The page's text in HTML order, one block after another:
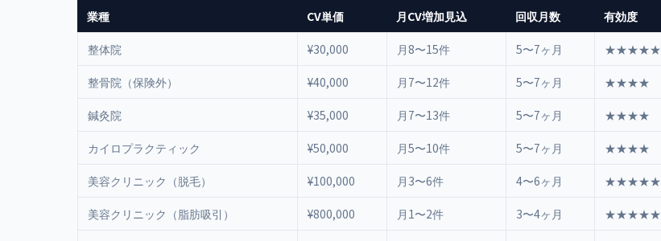
業種 CV単価 月CV増加見込 回収月数 有効度
整体院 ¥30,000 月8〜15件 5〜7ヶ月 ★★★★★
整骨院（保険外） ¥40,000 月7〜12件 5〜7ヶ月 ★★★★
鍼灸院 ¥35,000 月7〜13件 5〜7ヶ月 ★★★★
カイロプラクティック ¥50,000 月5〜10件 5〜7ヶ月 ★★★★
美容クリニック（脱毛） ¥100,000 月3〜6件 4〜6ヶ月 ★★★★★
美容クリニック（脂肪吸引） ¥800,000 月1〜2件 3〜4ヶ月 ★★★★★